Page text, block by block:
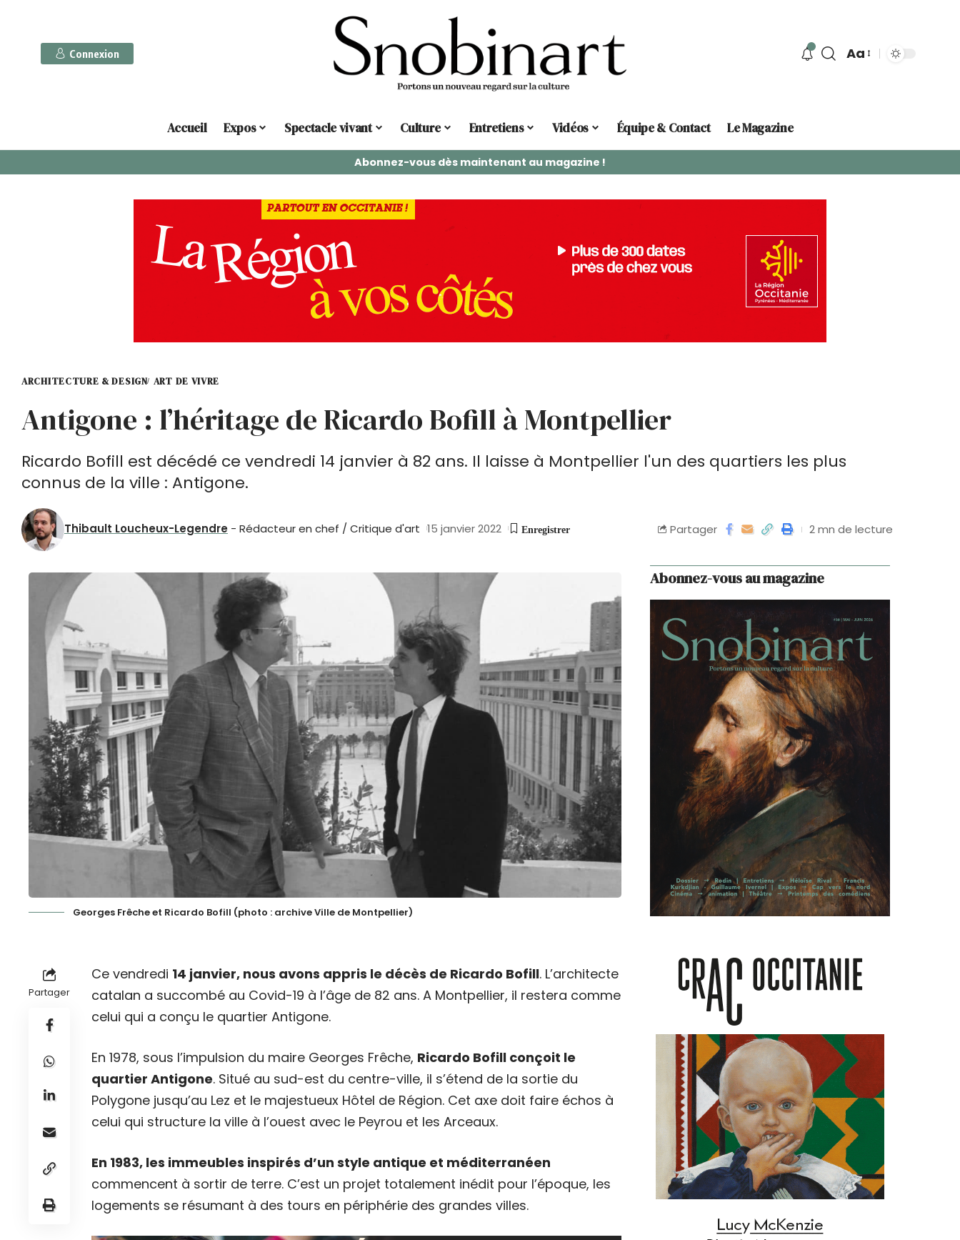
Connexion Aa
Accueil Expos Spectacle vivant Culture Entretiens Vidéos Équipe & Contact Le Magazine
Abonnez-vous dès maintenant au magazine !
ARCHITECTURE & DESIGN ART DE VIVRE
Antigone : l’héritage de Ricardo Bofill à Montpellier
Ricardo Bofill est décédé ce vendredi 14 janvier à 82 ans. Il laisse à Montpellier l'un des quartiers les plus
connus de la ville : Antigone.
Thibault Loucheux-Legendre - Rédacteur en chef / Critique d'art 15 janvier 2022 Partager 2 mn de lecture
Georges Frêche et Ricardo Bofill (photo : archive Ville de Montpellier)
Partager
Ce vendredi 14 janvier, nous avons appris le décès de Ricardo Bofill. L’architecte
catalan a succombé au Covid-19 à l’âge de 82 ans. A Montpellier, il restera comme
celui qui a conçu le quartier Antigone.
En 1978, sous l’impulsion du maire Georges Frêche, Ricardo Bofill conçoit le
quartier Antigone. Situé au sud-est du centre-ville, il s’étend de la sortie du
Polygone jusqu’au Lez et le majestueux Hôtel de Région. Cet axe doit faire échos à
celui qui structure la ville à l’ouest avec le Peyrou et les Arceaux.
En 1983, les immeubles inspirés d’un style antique et méditerranéen
commencent à sortir de terre. C’est un projet totalement inédit pour l’époque, les
logements se résumant à des tours en périphérie des grandes villes.
Abonnez-vous au magazine